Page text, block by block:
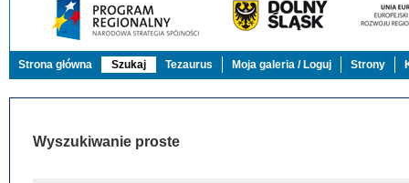
Strona główna Szukaj Tezaurus Moja galeria / Loguj Strony
Wyszukiwanie proste